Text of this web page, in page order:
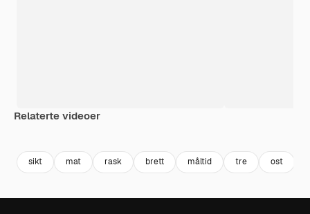
Relaterte videoer
sikt mat rask brett måltid tre ost